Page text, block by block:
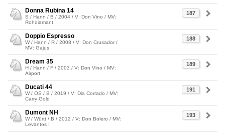
187
Donna Rubina 14
S / Hann / B / 2004 / V: Don Vino / MV:
Rohdiamant
188
Doppio Espresso
W / Hann / R / 2008 / V: Don Crusador /
MV: Gajus
189
Dream 35
H / Hann / F / 2003 / V: Don Vino / MV:
Airport
191
Ducati 44
W / OS / B / 2019 / V: Dia Corrado / MV:
Carry Gold
193
Dumont NH
W / Württ / B / 2012 / V: Don Bolero / MV:
Levantos I